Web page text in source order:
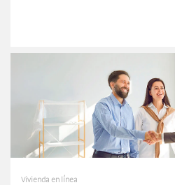
Vivienda en línea